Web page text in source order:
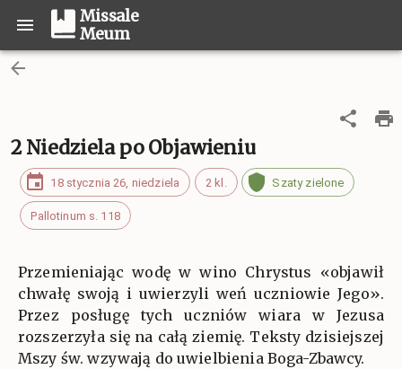
Missale
Meum
2 Niedziela po Objawieniu
18 stycznia 26, niedziela 2 kl. Szaty zielone
Pallotinum s. 118
Przemieniając wodę w wino Chrystus «objawił
chwałę swoją i uwierzyli weń uczniowie Jego».
Przez posługę tych uczniów wiara w Jezusa
rozszerzyła się na całą ziemię. Teksty dzisiejszej
Mszy św. wzywają do uwielbienia Boga-Zbawcy.